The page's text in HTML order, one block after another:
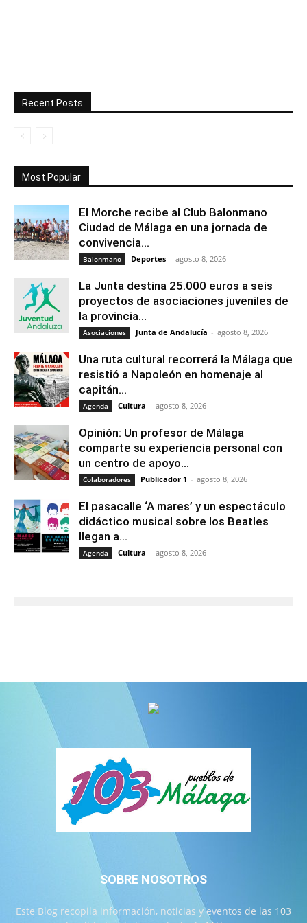
Recent Posts
Most Popular
El Morche recibe al Club Balonmano
Ciudad de Málaga en una jornada de
convivencia...
Balonmano Deportes - agosto 8, 2026
La Junta destina 25.000 euros a seis
proyectos de asociaciones juveniles de
la provincia...
Asociaciones Junta de Andalucía - agosto 8, 2026
Una ruta cultural recorrerá la Málaga que
resistió a Napoleón en homenaje al
capitán...
Agenda Cultura - agosto 8, 2026
Opinión: Un profesor de Málaga
comparte su experiencia personal con
un centro de apoyo...
Colaboradores Publicador 1 - agosto 8, 2026
El pasacalle ‘A mares’ y un espectáculo
didáctico musical sobre los Beatles
llegan a...
Agenda Cultura - agosto 8, 2026
SOBRE NOSOTROS
Este Blog recopila información, noticias y eventos de las 103